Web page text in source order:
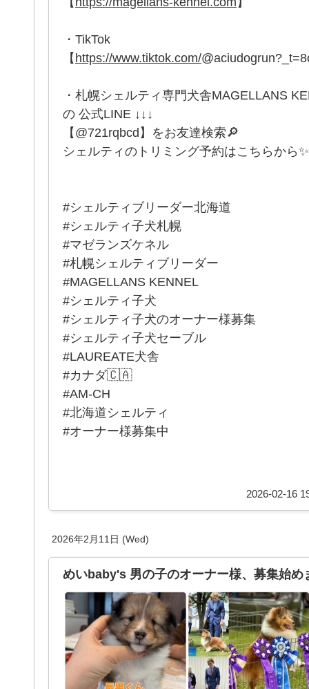
・TikTok
【https://www.tiktok.com/
・札幌シェルティ専門犬舎MAGELLANS
の 公式LINE ↓↓↓
【@721rqbcd】をお友達検索🔎
シェルティのトリミング予約はこちらから✨
#シェルティブリーダー北海道
#シェルティ子犬札幌
#マゼランズケネル
#札幌シェルティブリーダー
#MAGELLANS KENNEL
#シェルティ子犬
#シェルティ子犬のオーナー様募集
#シェルティ子犬セーブル
#LAUREATE犬舎
#カナダ🇨🇦
#AM-CH
#北海道シェルティ
#オーナー様募集中
2026-02-16
2026年2月11日 (Wed)
めいbaby's 男の子のオーナー様、募集始め